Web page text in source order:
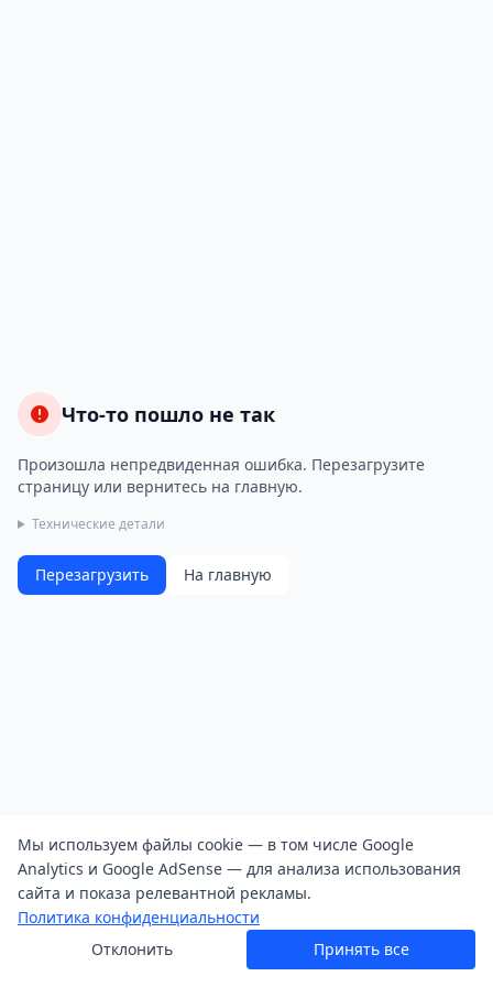
Что-то пошло не так
Произошла непредвиденная ошибка. Перезагрузите
страницу или вернитесь на главную.
Технические детали
Перезагрузить На главную
Мы используем файлы cookie — в том числе Google
Analytics и Google AdSense — для анализа использования
сайта и показа релевантной рекламы.
Политика конфиденциальности
Отклонить
Принять все